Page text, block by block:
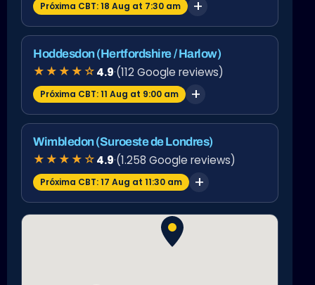
Próxima CBT: 18 Aug at 7:30 am
Hoddesdon (Hertfordshire / Harlow)
★★★★☆4.9·(112 Google reviews)
Próxima CBT: 11 Aug at 9:00 am
Wimbledon (Suroeste de Londres)
★★★★☆4.9·(1.258 Google reviews)
Próxima CBT: 17 Aug at 11:30 am